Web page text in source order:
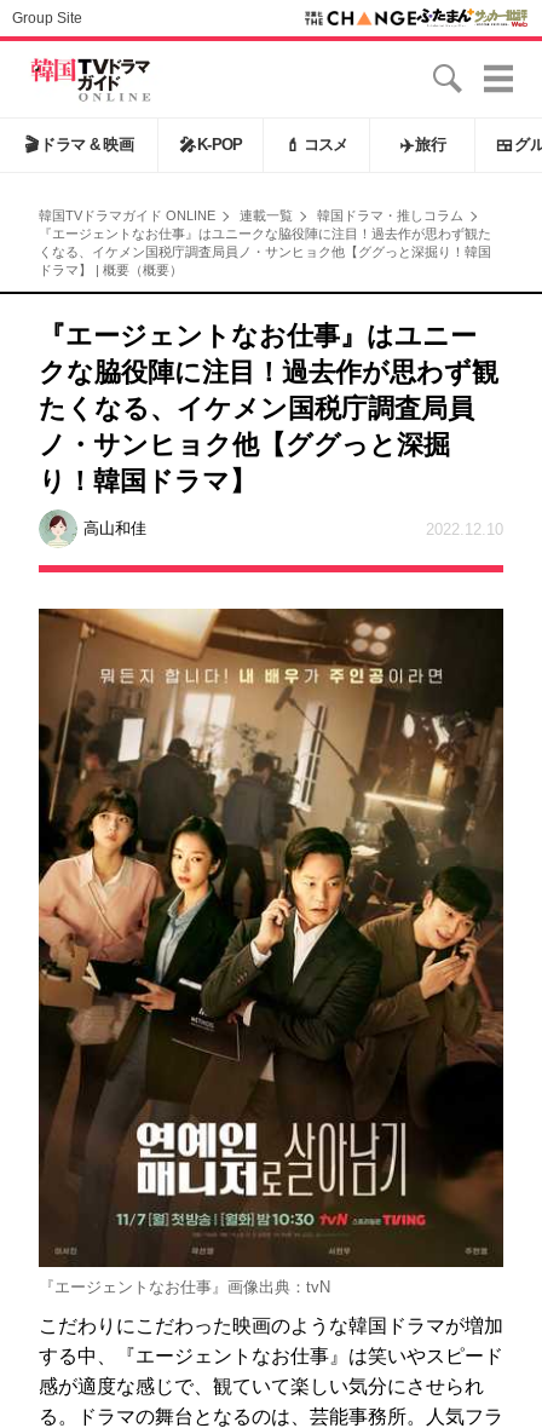
Group Site
🎬 ドラマ & 映画 🎤 K-POP 💄 コスメ ✈️旅行 🍱 グ
韓国TVドラマガイド ONLINE 連載一覧
韓国ドラマ・推しコラム
『エージェントなお仕事』はユニークな脇役陣に注目！過去作が思わず観た
くなる、イケメン国税庁調査局員ノ・サンヒョク他【ググっと深掘り！韓国
ドラマ】 | 概要（概要）
『エージェントなお仕事』はユニー
クな脇役陣に注目！過去作が思わず観
たくなる、イケメン国税庁調査局員
ノ・サンヒョク他【ググっと深掘
り！韓国ドラマ】
高山和佳 2022.12.10
『エージェントなお仕事』画像出典：tvN
こだわりにこだわった映画のような韓国ドラマが増加
する中、『エージェントなお仕事』は笑いやスピード
感が適度な感じで、観ていて楽しい気分にさせられ
る。ドラマの舞台となるのは、芸能事務所。人気フラ